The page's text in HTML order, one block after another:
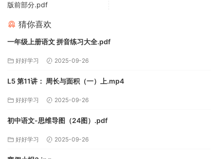
版前部分.pdf
猜你喜欢
一年级上册语文 拼音练习大全.pdf
好好学习 2025-09-26
L5 第11讲： 周长与面积（一）上.mp4
好好学习 2025-09-26
初中语文-思维导图（24图）.pdf
好好学习 2025-09-26